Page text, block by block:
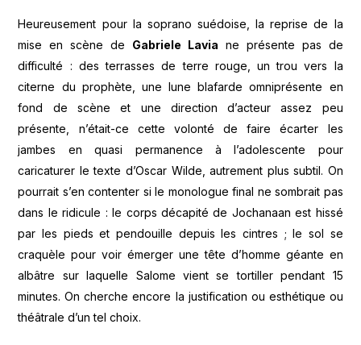
Heureusement pour la soprano suédoise, la reprise de la
mise en scène de Gabriele Lavia ne présente pas de
difficulté : des terrasses de terre rouge, un trou vers la
citerne du prophète, une lune blafarde omniprésente en
fond de scène et une direction d’acteur assez peu
présente, n’était-ce cette volonté de faire écarter les
jambes en quasi permanence à l’adolescente pour
caricaturer le texte d’Oscar Wilde, autrement plus subtil. On
pourrait s’en contenter si le monologue final ne sombrait pas
dans le ridicule : le corps décapité de Jochanaan est hissé
par les pieds et pendouille depuis les cintres ; le sol se
craquèle pour voir émerger une tête d’homme géante en
albâtre sur laquelle Salome vient se tortiller pendant 15
minutes. On cherche encore la justification ou esthétique ou
théâtrale d’un tel choix.